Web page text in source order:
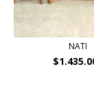
NATI